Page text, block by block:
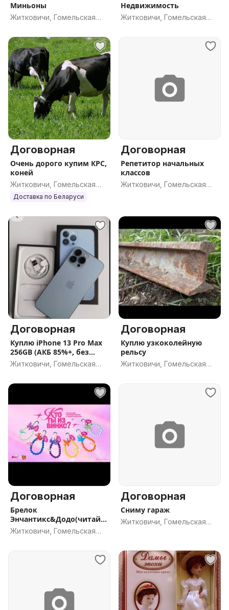
Миньоны
Житковичи, Гомельская
Недвижимость
Житковичи, Гомельская
Договорная
Очень дорого купим КРС,
коней
Житковичи, Гомельская
обл.
Доставка по Беларуси
Договорная
Репетитор начальных
классов
Житковичи, Гомельская
Договорная
Куплю iPhone 13 Pro Max
256GB (АКБ 85%+, без
деф.)
Житковичи, Гомельская
Договорная
Куплю узкоколейную
рельсу
Житковичи, Гомельская
Договорная
Брелок
Энчантикс&Додо(читайт
е описание )
Житковичи, Гомельская
Договорная
Сниму гараж
Житковичи, Гомельская